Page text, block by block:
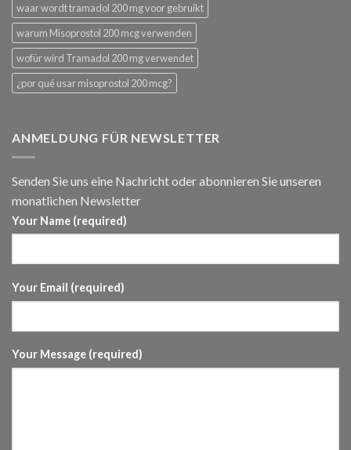
waar wordt tramadol 200 mg voor gebruikt
warum Misoprostol 200 mcg verwenden
wofür wird Tramadol 200 mg verwendet
¿por qué usar misoprostol 200 mcg?
ANMELDUNG FÜR NEWSLETTER
Senden Sie uns eine Nachricht oder abonnieren Sie unseren
monatlichen Newsletter
Your Name (required)
Your Email (required)
Your Message (required)